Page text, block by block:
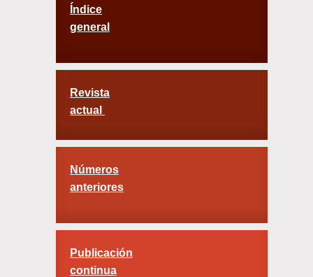
Índice
general
Revista
actual
Números
anteriores
Publicación
continua